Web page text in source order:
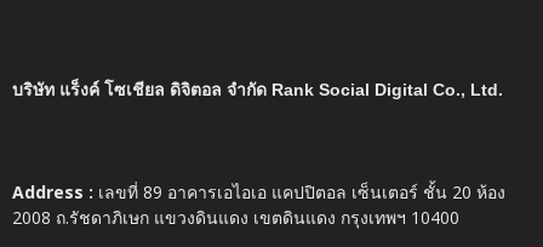
บริษัท แร็งค์ โซเชียล ดิจิตอล จำกัด Rank Social Digital Co., Ltd.
Address : เลขที่ 89 อาคารเอไอเอ แคปปิตอล เซ็นเตอร์ ชั้น 20 ห้อง
2008 ถ.รัชดาภิเษก แขวงดินแดง เขตดินแดง กรุงเทพฯ 10400